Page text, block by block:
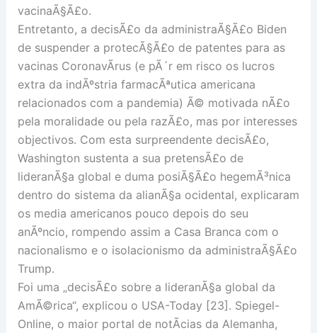
vacinaÃ§Ã£o.
Entretanto, a decisÃ£o da administraÃ§Ã£o Biden
de suspender a protecÃ§Ã£o de patentes para as
vacinas CoronavÃ­rus (e pÃ´r em risco os lucros
extra da indÃºstria farmacÃªutica americana
relacionados com a pandemia) Ã© motivada nÃ£o
pela moralidade ou pela razÃ£o, mas por interesses
objectivos. Com esta surpreendente decisÃ£o,
Washington sustenta a sua pretensÃ£o de
lideranÃ§a global e duma posiÃ§Ã£o hegemÃ³nica
dentro do sistema da alianÃ§a ocidental, explicaram
os media americanos pouco depois do seu
anÃºncio, rompendo assim a Casa Branca com o
nacionalismo e o isolacionismo da administraÃ§Ã£o
Trump.
Foi uma „decisÃ£o sobre a lideranÃ§a global da
AmÃ©rica“, explicou o USA-Today [23]. Spiegel-
Online, o maior portal de notÃ­cias da Alemanha,